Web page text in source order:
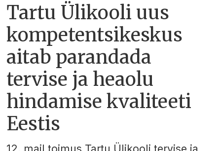
Tartu Ülikooli uus
kompetentsikeskus
aitab parandada
tervise ja heaolu
hindamise kvaliteeti
Eestis